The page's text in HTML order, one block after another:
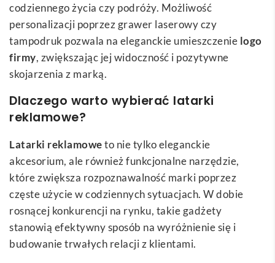
codziennego życia czy podróży. Możliwość
personalizacji poprzez grawer laserowy czy
tampodruk pozwala na eleganckie umieszczenie logo
firmy, zwiększając jej widoczność i pozytywne
skojarzenia z marką.
Dlaczego warto wybierać latarki
reklamowe?
Latarki reklamoweto nie tylko eleganckie
akcesorium, ale również funkcjonalne narzędzie,
które zwiększa rozpoznawalność marki poprzez
częste użycie w codziennych sytuacjach. W dobie
rosnącej konkurencji na rynku, takie gadżety
stanowią efektywny sposób na wyróżnienie się i
budowanie trwałych relacji z klientami.